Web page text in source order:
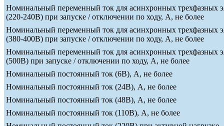
Номинальный переменный ток для асинхронных трехфазных
(220-240В) при запуске / отключении по ходу, А, не более
Номинальный переменный ток для асинхронных трехфазных
(380-400В) при запуске / отключении по ходу, А, не более
Номинальный переменный ток для асинхронных трехфазных
(500В) при запуске / отключении по ходу, А, не более
Номинальный постоянный ток (6В), А, не более
Номинальный постоянный ток (24В), А, не более
Номинальный постоянный ток (48В), А, не более
Номинальный постоянный ток (110В), А, не более